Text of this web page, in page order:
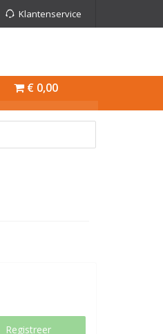
Klantenservice
€ 0,00
Registreer